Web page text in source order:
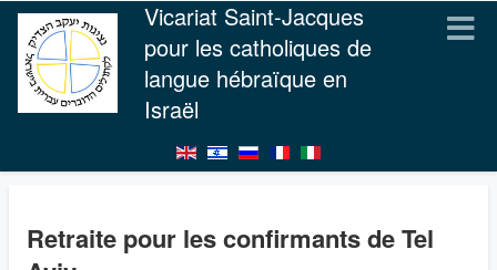
Vicariat Saint-Jacques
pour les catholiques de
langue hébraïque en
Israël
Retraite pour les confirmants de Tel